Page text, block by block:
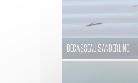
BÉCASSEAU SANDERLING